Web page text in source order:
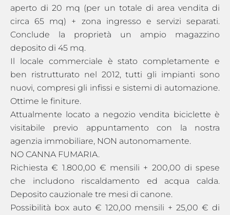
aperto di 20 mq (per un totale di area vendita di
circa 65 mq) + zona ingresso e servizi separati.
Conclude la proprietà un ampio magazzino
deposito di 45 mq.
Il locale commerciale è stato completamente e
ben ristrutturato nel 2012, tutti gli impianti sono
nuovi, compresi gli infissi e sistemi di automazione.
Ottime le finiture.
Attualmente locato a negozio vendita biciclette è
visitabile previo appuntamento con la nostra
agenzia immobiliare, NON autonomamente.
NO CANNA FUMARIA.
Richiesta € 1.800,00 € mensili + 200,00 di spese
che includono riscaldamento ed acqua calda.
Deposito cauzionale tre mesi di canone.
Possibilità box auto € 120,00 mensili + 25,00 € di